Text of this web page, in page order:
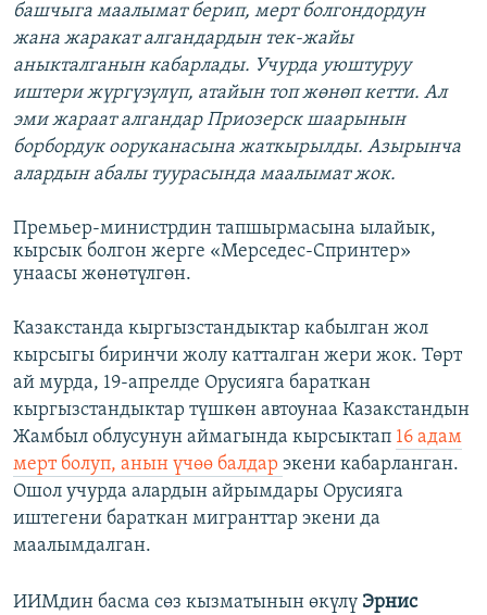
башчыга маалымат берип, мерт болгондордун
жана жаракат алгандардын тек-жайы
аныкталганын кабарлады. Учурда уюштуруу
иштери жүргүзүлүп, атайын топ жөнөп кетти. Ал
эми жараат алгандар Приозерск шаарынын
борбордук ооруканасына жаткырылды. Азырынча
алардын абалы туурасында маалымат жок.
Премьер-министрдин тапшырмасына ылайык,
кырсык болгон жерге «Мерседес-Спринтер»
унаасы жөнөтүлгөн.
Казакстанда кыргызстандыктар кабылган жол
кырсыгы биринчи жолу катталган жери жок. Төрт
ай мурда, 19-апрелде Орусияга бараткан
кыргызстандыктар түшкөн автоунаа Казакстандын
Жамбыл облусунун аймагында кырсыктап 16 адам
мерт болуп, анын үчөө балдар экени кабарланган.
Ошол учурда алардын айрымдары Орусияга
иштегени бараткан мигранттар экени да
маалымдалган.
ИИМдин басма сөз кызматынын өкүлү Эрнис